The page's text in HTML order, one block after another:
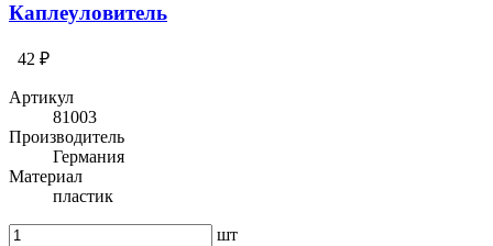
Каплеуловитель
42 ₽
Артикул
81003
Производитель
Германия
Материал
пластик
шт